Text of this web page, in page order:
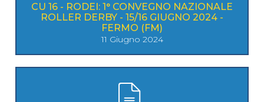
CU 16 - RODEI: 1° CONVEGNO NAZIONALE
ROLLER DERBY - 15/16 GIUGNO 2024 -
FERMO (FM)
11 Giugno 2024